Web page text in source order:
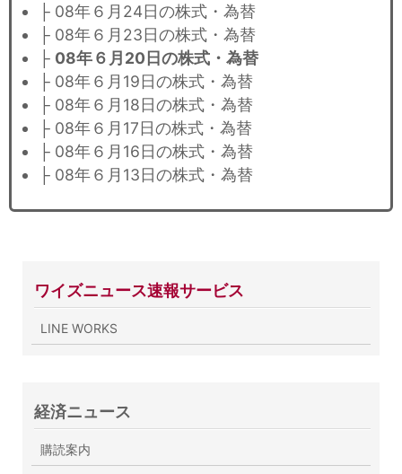
├ 08年６月24日の株式・為替
├ 08年６月23日の株式・為替
├ 08年６月20日の株式・為替
├ 08年６月19日の株式・為替
├ 08年６月18日の株式・為替
├ 08年６月17日の株式・為替
├ 08年６月16日の株式・為替
├ 08年６月13日の株式・為替
ワイズニュース速報サービス
LINE WORKS
経済ニュース
購読案内